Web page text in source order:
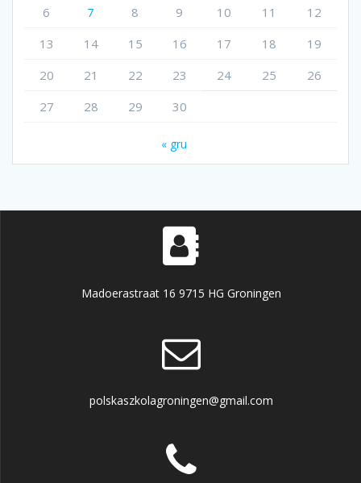
6
7 8 9 10 11
12
13
14 15 16 17 18
19
20
21 22 23 24 25
26
27
28 29 30
« gru
Madoerastraat 16 9715 HG Groningen
polskaszkolagroningen@gmail.com